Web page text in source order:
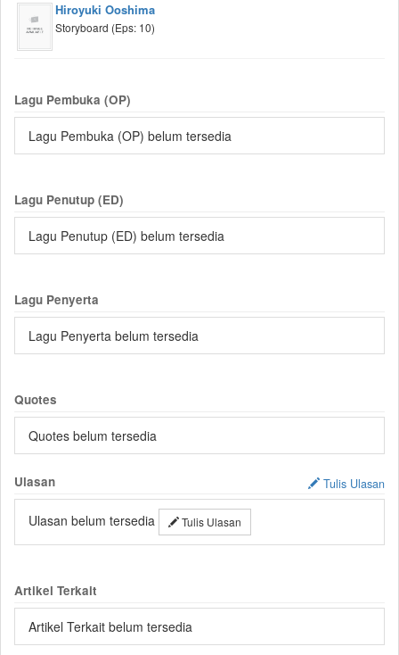
Hiroyuki Ooshima
Storyboard (Eps: 10)
Lagu Pembuka (OP)
Lagu Pembuka (OP) belum tersedia
Lagu Penutup (ED)
Lagu Penutup (ED) belum tersedia
Lagu Penyerta
Lagu Penyerta belum tersedia
Quotes
Quotes belum tersedia
Ulasan Tulis Ulasan
Ulasan belum tersedia Tulis Ulasan
Artikel Terkait
Artikel Terkait belum tersedia